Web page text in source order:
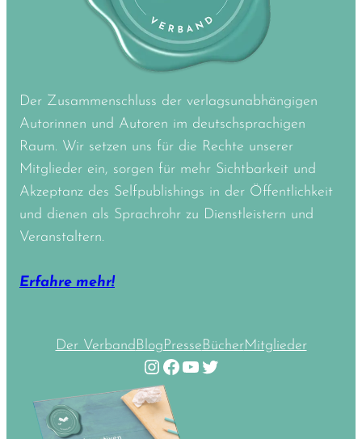
Der Zusammenschluss der verlagsunabhängigen
Autorinnen und Autoren im deutschsprachigen
Raum. Wir setzen uns für die Rechte unserer
Mitglieder ein, sorgen für mehr Sichtbarkeit und
Akzeptanz des Selfpublishings in der Öffentlichkeit
und dienen als Sprachrohr zu Dienstleistern und
Veranstaltern.
Erfahre mehr!
Der VerbandBlogPresseBücherMitglieder
Instagram Facebook YouTube Twitter